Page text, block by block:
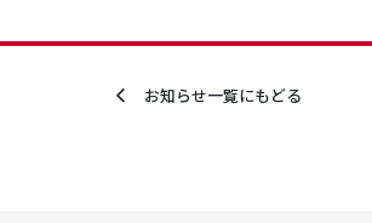
お知らせ一覧にもどる